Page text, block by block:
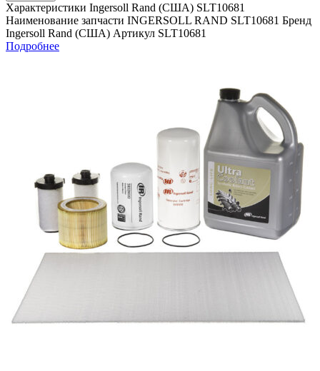
Характеристики Ingersoll Rand (США) SLT10681
Наименование запчасти INGERSOLL RAND SLT10681 Бренд
Ingersoll Rand (США) Артикул SLT10681
Подробнее